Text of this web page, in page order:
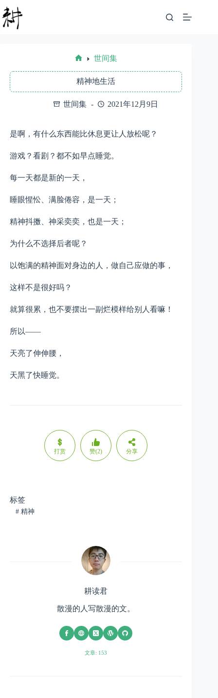
至
内
页
世间集
精神地生活
世间集 2021年12月9日
是啊，有什么东西能比休息更让人放松呢？
游戏？看剧？都不如早点睡觉。
每一天都是新的一天，
睡眼惺忪、满脸倦容，是一天；
精神抖擞、神采奕奕，也是一天；
为什么不选择后者呢？
以饱满的精神面对身边的人，做自己应做的事，
这样不是很好吗？
就算很累，也不要摆出一副烂模样给别人看嘛！
所以——
天亮了伸伸腰，
天黑了快睡觉。
打赏 赞(2) 分享
标签
#精神
耕读君
散漫的人写散漫的文。
文章: 153